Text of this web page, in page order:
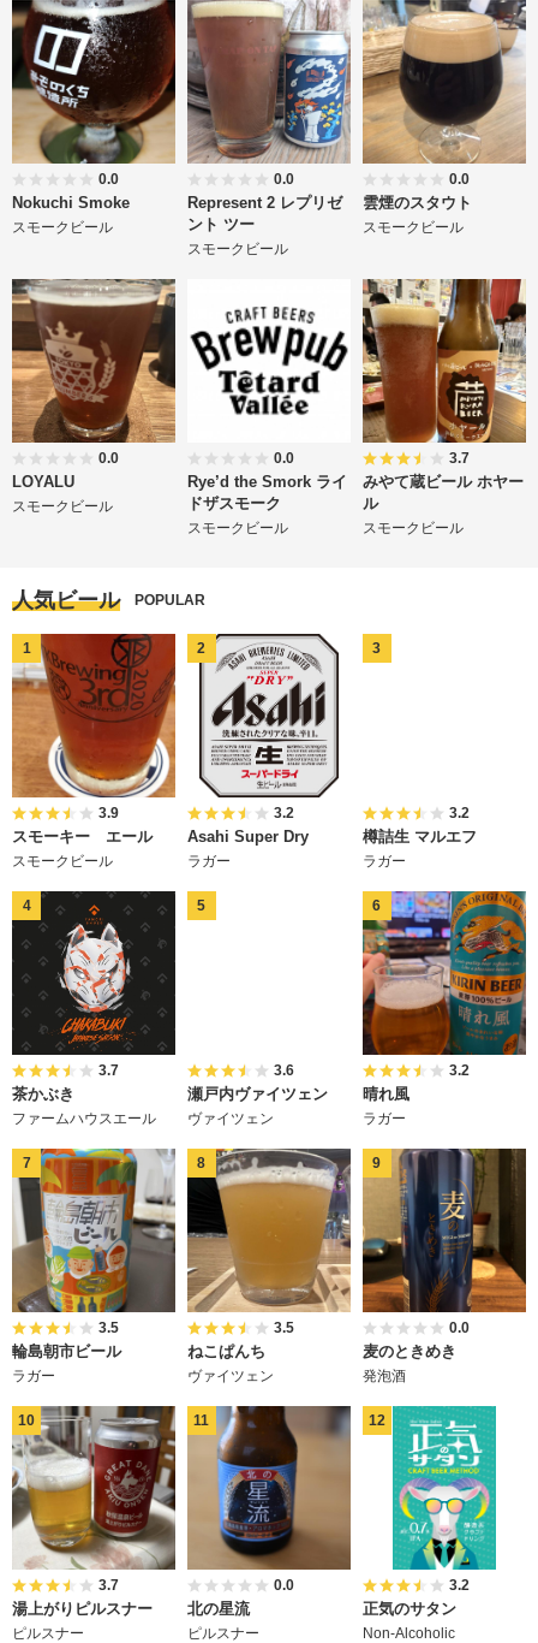
0.0
Nokuchi Smoke
スモークビール
0.0
Represent 2 レプリゼ
ント ツー
スモークビール
0.0
雲煙のスタウト
スモークビール
0.0
LOYALU
スモークビール
0.0
Rye’d the Smork ライ
ドザスモーク
スモークビール
3.7
みやて蔵ビール ホヤー
ル
スモークビール
人気ビール POPULAR
3.9
スモーキー エール
スモークビール
3.2
Asahi Super Dry
ラガー
3.2
樽詰生 マルエフ
ラガー
3.7
茶かぶき
ファームハウスエール
3.6
瀬戸内ヴァイツェン
ヴァイツェン
3.2
晴れ風
ラガー
3.5
輪島朝市ビール
ラガー
3.5
ねこぱんち
ヴァイツェン
0.0
麦のときめき
発泡酒
3.7
湯上がりピルスナー
ピルスナー
0.0
北の星流
ピルスナー
3.2
正気のサタン
Non-Alcoholic